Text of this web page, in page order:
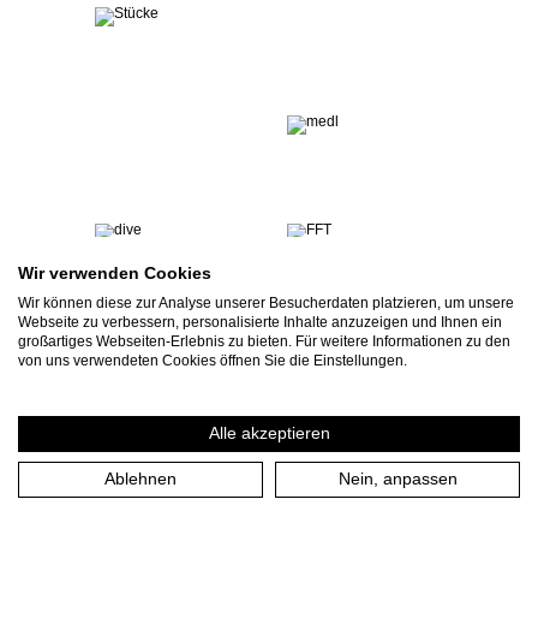
Wir verwenden Cookies
Wir können diese zur Analyse unserer Besucherdaten platzieren, um unsere
Webseite zu verbessern, personalisierte Inhalte anzuzeigen und Ihnen ein
großartiges Webseiten-Erlebnis zu bieten. Für weitere Informationen zu den
von uns verwendeten Cookies öffnen Sie die Einstellungen.
Alle akzeptieren
Ablehnen Nein, anpassen